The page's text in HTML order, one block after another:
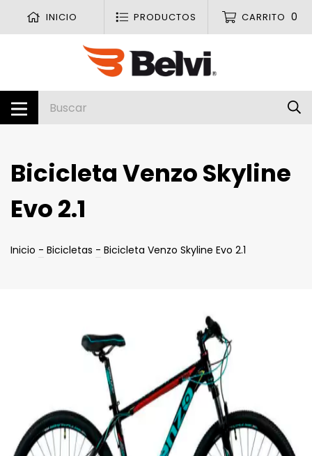
INICIO PRODUCTOS CARRITO 0
Bicicleta Venzo Skyline
Evo 2.1
Inicio - Bicicletas - Bicicleta Venzo Skyline Evo 2.1